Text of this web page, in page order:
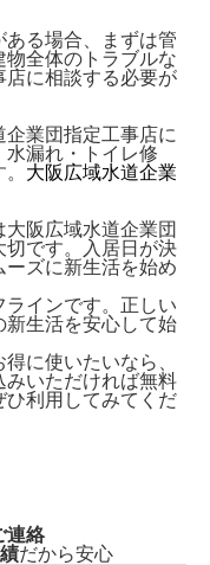
ある場合、まずは管
全体のトラブルな
店に相談する必要が
企業団指定工事店に
漏れ・トイレ修
大阪広域水道企業
大阪広域水道企業団
切です。入居日が決
ーズに新生活を始め
インです。正しい
新生活を安心して始
に使いたいなら、
みいただければ無料
ひ利用してみてくだ
連絡
だから安心